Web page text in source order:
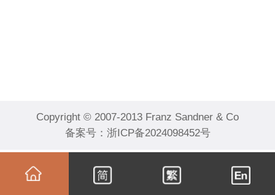
Copyright © 2007-2013 Franz Sandner & Co
备案号： 浙ICP备2024098452号